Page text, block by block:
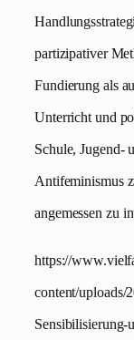
partizipativer
Fundierung als
Unterricht und
Schule, Jugend-
Antifeminismus
angemessen zu
https://
content/uploads/